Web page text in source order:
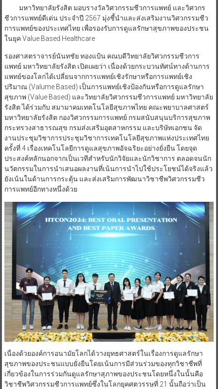
มหาวิทยาลัยรังสิต มอบรางวัลวิศวกรรมชีวการแพทย์ และวิศวกร
ชีวการแพทย์ดีเด่น ประจำปี 2567 มุ่งชี้นำและส่งเสริมงานวิศวกรรมชีว
การแพทย์ของประเทศไทย เพื่อรองรับการดูแลรักษาสุขภาพของประชน
ในยุค Value Based Healthcare
รองศาสตราจารย์นันทชัย ทองแป้น คณบดีวิทยาลัยวิศวกรรมชีวการ
แพทย์ มหาวิทยาลัยรังสิต เปิดเผยว่า เนื่องด้วยกระบวนทัศน์ทางด้านการ
แพทย์ของโลกได้เปลี่ยนจากการแพทย์เชิงรักษาหรือการแพทย์เชิง
ปริมาณ (Valume Based) เป็นการแพทย์เชิงป้องกันหรือการดูแลรักษา
สุขภาพ (Value Based) และวิทยาลัยวิศวกรรมชีวการแพทย์ มหาวิทยาลัย
รังสิต ได้ร่วมกับ สมามาคมเทคโนโลยีสุขภาพไทย คณะพยาบาลศาสตร์
มหาวิทยาลัยรังสิต กองวิศวกรรมการแพทย์ กรมสนับสนุนบริการสุขภาพ
กระทรวงสาธารณสุข กรมส่งเสริมอุตสาหกรรม และบริษัทเอกชน จัด
งานประชุมวิชาการประชุมวิชาการเทคโนโลยีสุขภาพแห่งประเทศไทย
ครั้งที่ 4 เรื่องเทคโนโลยีการดูแลสุขภาพอัจฉริยะอย่างยั่งยืน โดยจุด
ประสงค์หลักนอกจากเป็นเวทีสำหรับนักวิจัยและนักวิชาการ ตลอดจนนัก
นวัตกรรมในการนำเสนอผลงานที่เน้นการนำไปใช้ประโยชน์ได้จริงแล้ว
ยังเน้นในด้านการกระตุ้น และส่งเสริมการพัฒนาวิชาชีพวิศวกรรมชีว
การแพทย์อีกทางหนึ่งด้วย
เนื่องด้วยองค์การอนามัยโลกได้วางยุทธศาสตร์ในเรื่องการดูแลรักษา
สุขภาพของประชนแบบยั่งยืนโดยเน้นการมีส่วนร่วมของทุกวิชาชีพที่
เกี่ยวข้องในการร่วมกันดูแลรักษาสุภาพของประชนโดยหนึ่งในนั้นคือ
วิชาชีพวิศวกรรมชีวการแพทย์ซึ่งในโลกยุคศตวรรษที่ 21 นั้นถือว่าเป็น